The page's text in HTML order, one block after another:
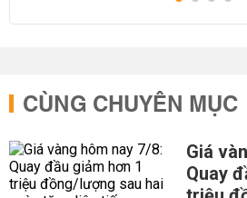
CÙNG CHUYÊN MỤC
Giá
Quay